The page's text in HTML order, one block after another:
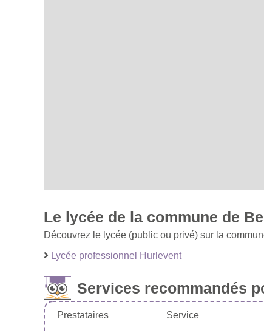
Le lycée de la commune de
Découvrez le lycée (public ou privé) sur la
Lycée professionnel Hurlevent
Services recommandés
Prestataires Service